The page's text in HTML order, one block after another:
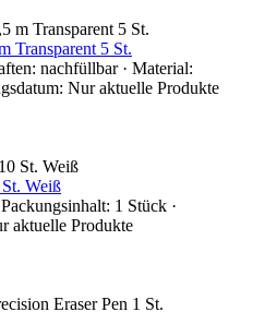
Transparent 5 St.
nachfüllbar · Material:
Nur aktuelle Produkte
Weiß
1 Stück ·
aktuelle Produkte